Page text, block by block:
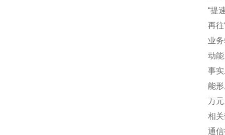
“提
再
业
动
事
能
万
相
通